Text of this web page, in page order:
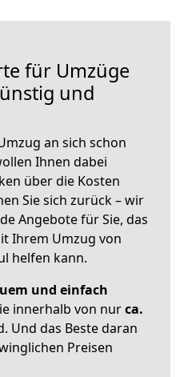
für Umzüge
und
an sich schon
Ihnen dabei
über die Kosten
Sie sich zurück – wir
Angebote für Sie, das
Ihrem Umzug von
helfen kann.
und einfach
innerhalb von nurca.
Und das Beste daran
Preisen